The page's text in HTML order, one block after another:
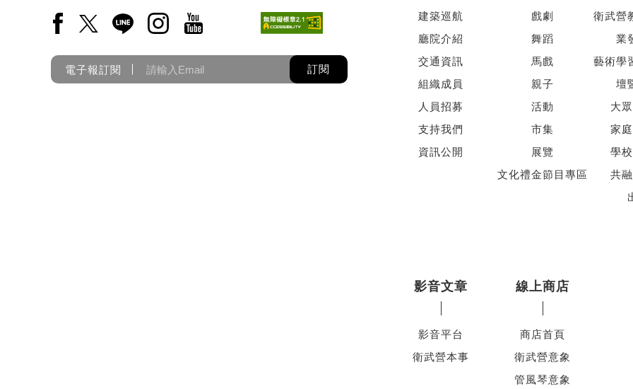
Facebook(另開新視窗)
X(另開新視窗)
LINE(另開新視窗)
Instagram(另開新視窗)
YouTube(另開新視窗)
電子報訂閱 訂閱
建築巡航
廳院介紹
交通資訊
組織成員
人員招募
支持我們
資訊公開
戲劇
舞蹈
馬戲
親子
活動
市集
展覽
文化禮金節目專區
衛武營
業
藝術學
壇
大
家
學
共
影音文章
影音平台
衛武營本事
線上商店
商店首頁
衛武營意象
管風琴意象